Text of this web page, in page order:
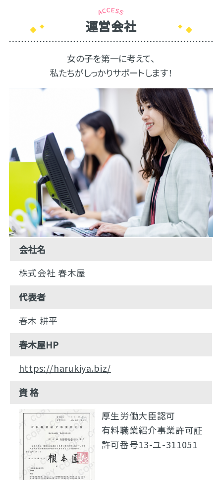
運営会社
女の子を第一に考えて、
私たちがしっかりサポートします！
会社名
株式会社 春木屋
代表者
春木 耕平
春木屋HP
https://harukiya.biz/
資 格
厚生労働大臣認可
有料職業紹介事業許可証
許可番号13-ユ-311051